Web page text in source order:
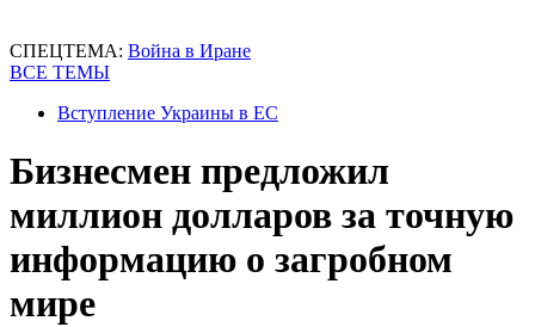
СПЕЦТЕМА: Война в Иране
ВСЕ ТЕМЫ
Вступление Украины в ЕС
Бизнесмен предложил
миллион долларов за точную
информацию о загробном
мире